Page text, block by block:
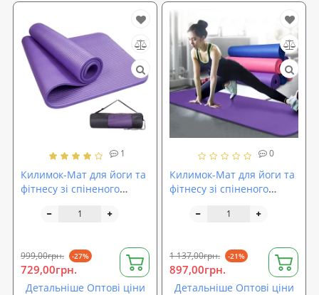
1
Килимок-Мат для йоги та
фітнесу зі спіненого
180х78см + чохол (MS
999,00грн. -27%
729,00грн.
Детальніше Оптові ціни
0
Килимок-Мат для йоги та
фітнесу зі спіненого
183х79см товщина 1см
1 137,00грн. -21%
897,00грн.
Детальніше Оптові ціни